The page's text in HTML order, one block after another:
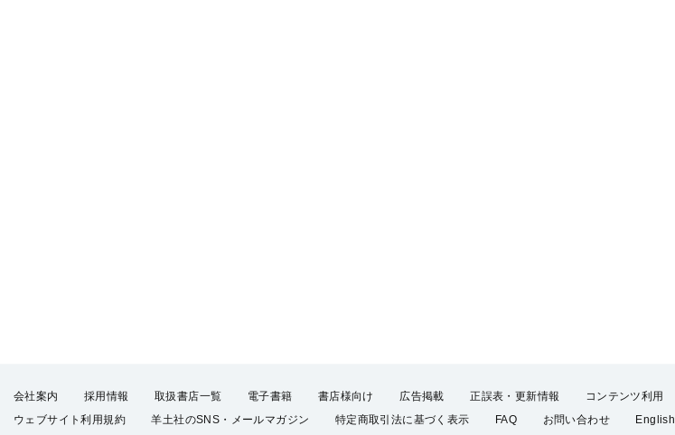
会社案内 採用情報 取扱書店一覧 電子書籍 書店様向け 広告掲載 正誤表・更新情報 コンテンツ利用
ウェブサイト利用規約
羊土社のSNS・メールマガジン 特定商取引法に基づく表示 FAQ お問い合わせ English